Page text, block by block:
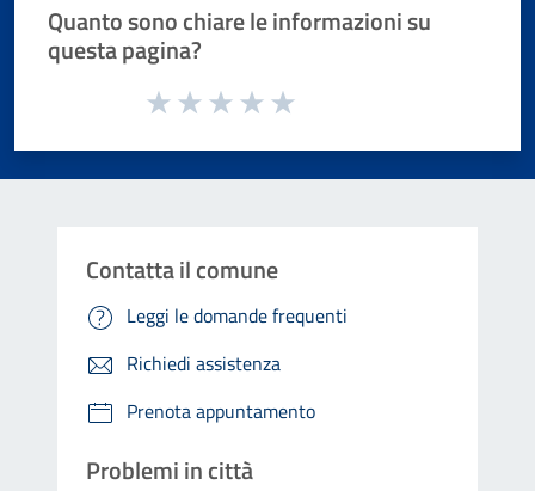
Quanto sono chiare le informazioni su
questa pagina?
Valuta da 1 a 5 stelle la pagina
Contatta il comune
Leggi le domande frequenti
Richiedi assistenza
Prenota appuntamento
Problemi in città